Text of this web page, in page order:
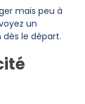
mais peu à
un
le départ.